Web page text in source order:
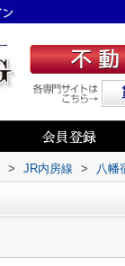
> JR内房線 > 八幡